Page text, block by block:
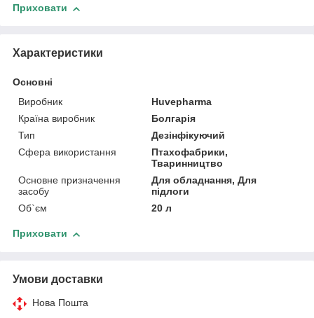
Приховати
Характеристики
Основні
Виробник
Huvepharma
Країна виробник
Болгарія
Тип
Дезінфікуючий
Сфера використання
Птахофабрики,
Тваринництво
Основне призначення
засобу
Для обладнання, Для
підлоги
Об`єм
20 л
Приховати
Умови доставки
Нова Пошта